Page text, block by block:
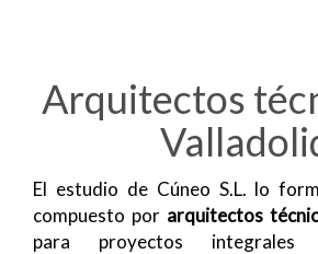
Arquitectos
El estudio de Cúneo S.L. lo
compuesto por arquitectos
para proyectos